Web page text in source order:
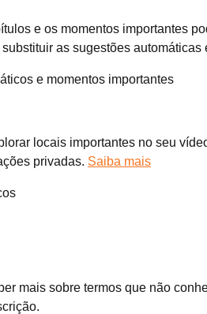
e os momentos importantes
as sugestões automáticas
e momentos importantes
locais importantes no seu
privadas. Saiba mais
mais sobre termos que não